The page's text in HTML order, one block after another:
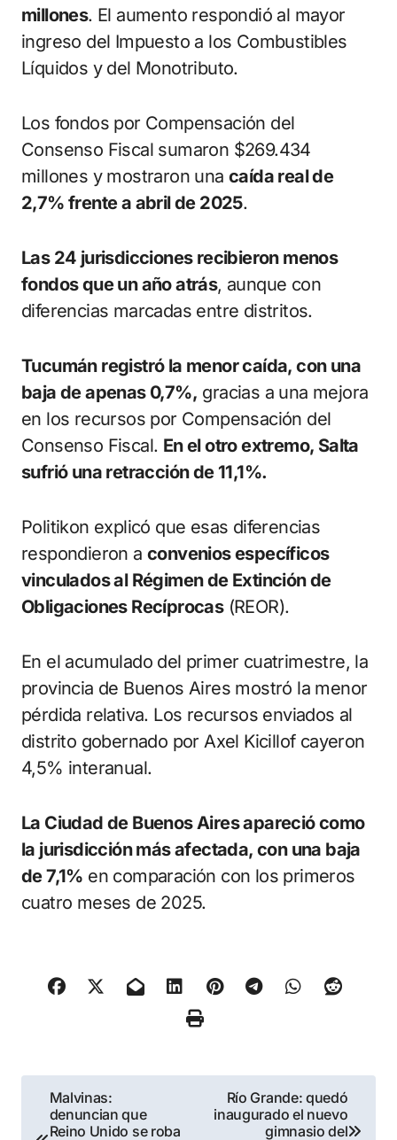
millones. El aumento respondió al mayor
ingreso del Impuesto a los Combustibles
Líquidos y del Monotributo.
Los fondos por Compensación del
Consenso Fiscal sumaron $269.434
millones y mostraron una caída real de
2,7% frente a abril de 2025.
Las 24 jurisdicciones recibieron menos
fondos que un año atrás, aunque con
diferencias marcadas entre distritos.
Tucumán registró la menor caída, con una
baja de apenas 0,7%, gracias a una mejora
en los recursos por Compensación del
Consenso Fiscal. En el otro extremo, Salta
sufrió una retracción de 11,1%.
Politikon explicó que esas diferencias
respondieron a convenios específicos
vinculados al Régimen de Extinción de
Obligaciones Recíprocas(REOR).
En el acumulado del primer cuatrimestre, la
provincia de Buenos Aires mostró la menor
pérdida relativa. Los recursos enviados al
distrito gobernado por Axel Kicillof cayeron
4,5% interanual.
La Ciudad de Buenos Aires apareció como
la jurisdicción más afectada, con una baja
de 7,1% en comparación con los primeros
cuatro meses de 2025.
Navegación
de
Malvinas:
denuncian que
Reino Unido se roba
Río Grande: quedó
inaugurado el nuevo
gimnasio del